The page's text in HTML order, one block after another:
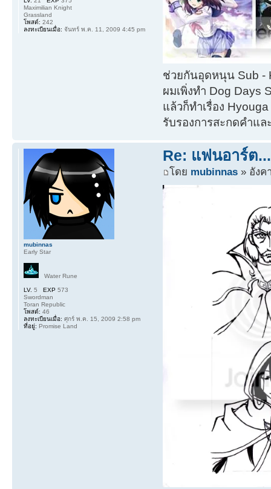
ช่วยกันอุดหนุน Sub -
ผมเพิ่งทำ Dog Days
แล้วก็ทำเรื่อง
รับรองการสะกดคำแล
Maximilian Knight
Grassland
โพสต์: 242
ลงทะเบียนเมื่อ: จันทร์ พ.ค. 11, 2009 4:45 pm
Re: แฟนอาร์ต
โดย mubinnas » อังค
mubinnas
Early Star
Water Rune
LV. 5 EXP 573
Swordman
Toran Republic
โพสต์: 46
ลงทะเบียนเมื่อ: ศุกร์ พ.ค. 15, 2009 2:58 pm
ที่อยู่: Promise Land